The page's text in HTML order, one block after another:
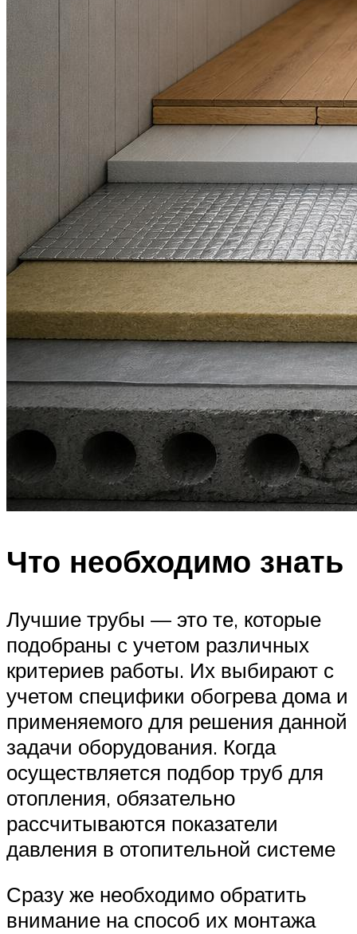
Что необходимо знать
Лучшие трубы — это те, которые
подобраны с учетом различных
критериев работы. Их выбирают с
учетом специфики обогрева дома и
применяемого для решения данной
задачи оборудования. Когда
осуществляется подбор труб для
отопления, обязательно
рассчитываются показатели
давления в отопительной системе
Сразу же необходимо обратить
внимание на способ их монтажа